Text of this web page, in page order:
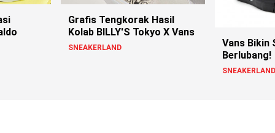
Grafis Tengkorak Hasil
Kolab BILLY'S Tokyo X Vans
SNEAKERLAND
Vans Bikin
Berlubang!
SNEAKERLAND